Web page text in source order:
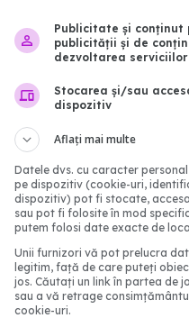
Pop, mesaj puternic
Boală grea! Nu
Publicitate și conținut
publicității și de
dezvoltarea serviciilor
Stocarea și/sau
dispozitiv
Aflați mai multe
Datele dvs. cu caracter
pe dispozitiv (cookie-uri,
dispozitiv) pot fi stocate,
sau pot fi folosite în mod
putem folosi date exacte de
Unii furnizori vă pot prelucra
legitim, față de care puteți
jos. Căutați un link în partea de
sau a vă retrage
cookie-uri.